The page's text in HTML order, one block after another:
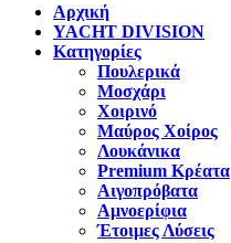
Αρχική
YACHT DIVISION
Κατηγορίες
Πουλερικά
Μοσχάρι
Χοιρινό
Μαύρος Χοίρος
Λουκάνικα
Premium Κρέατα
Αιγοπρόβατα
Αμνοερίφια
Έτοιμες Λύσεις